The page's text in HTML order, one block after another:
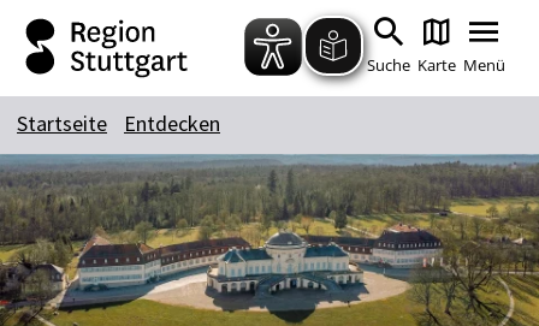
Zum Hauptinhalt springen
Zur Suche springen
Zur Hauptnavigation
Zum Footer springen
Suche Karte Menü
Suchbegriff
Das könnte Sie interessieren
Stadtführungen
Tickets
Startseite Entdecken